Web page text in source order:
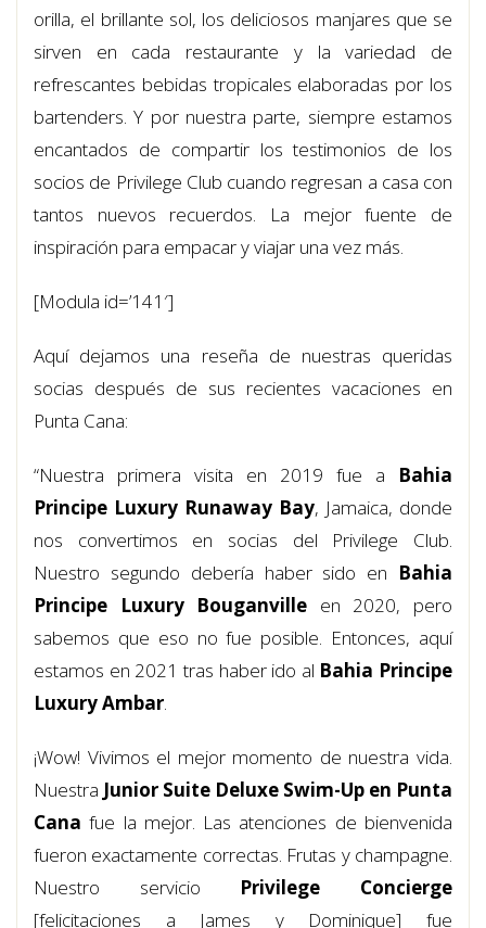
orilla, el brillante sol, los deliciosos manjares que se
sirven en cada restaurante y la variedad de
refrescantes bebidas tropicales elaboradas por los
bartenders. Y por nuestra parte, siempre estamos
encantados de compartir los testimonios de los
socios de Privilege Club cuando regresan a casa con
tantos nuevos recuerdos. La mejor fuente de
inspiración para empacar y viajar una vez más.
[Modula id=’141′]
Aquí dejamos una reseña de nuestras queridas
socias después de sus recientes vacaciones en
Punta Cana:
“Nuestra primera visita en 2019 fue a Bahia
Principe Luxury Runaway Bay, Jamaica, donde
nos convertimos en socias del Privilege Club.
Nuestro segundo debería haber sido en Bahia
Principe Luxury Bouganville en 2020, pero
sabemos que eso no fue posible. Entonces, aquí
estamos en 2021 tras haber ido al Bahia Principe
Luxury Ambar.
¡Wow! Vivimos el mejor momento de nuestra vida.
Nuestra Junior Suite Deluxe Swim-Up en Punta
Cana fue la mejor. Las atenciones de bienvenida
fueron exactamente correctas. Frutas y champagne.
Nuestro servicio Privilege Concierge
[felicitaciones a James y Dominique] fue